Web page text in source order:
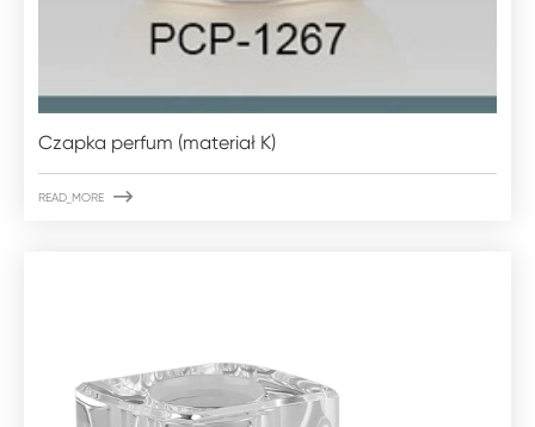
Czapka perfum (materiał K)
READ_MORE 